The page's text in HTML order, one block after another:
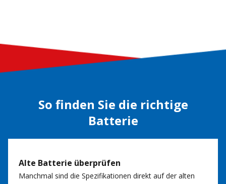
So finden Sie die richtige
Batterie
Alte Batterie überprüfen
Manchmal sind die Spezifikationen direkt auf der alten